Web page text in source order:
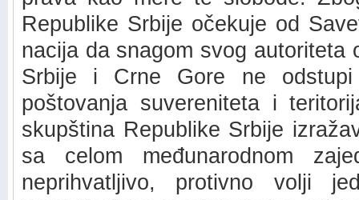
Republike Srbije očekuje od
nacija da snagom svog autoriteta
Srbije i Crne Gore ne odstupi
poštovanja suvereniteta i
skupština Republike Srbije
sa celom međunarodnom
neprihvatljivo, protivno volji